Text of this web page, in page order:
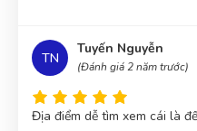
TN
Tuyến Nguyễn
(Đánh giá 2 năm trước)
Địa điểm dễ tìm xem cái là